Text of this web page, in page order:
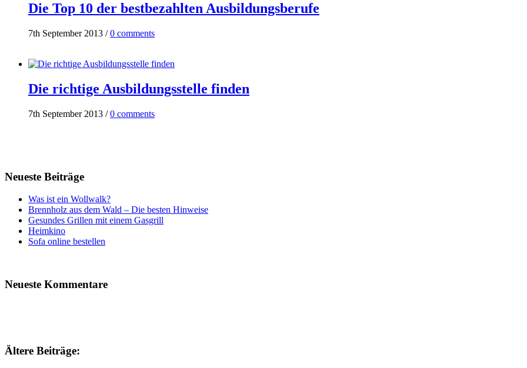
Die Top 10 der bestbezahlten Ausbildungsberufe
7th September 2013 /0 comments
Die richtige Ausbildungsstelle finden
7th September 2013 /0 comments
Neueste Beiträge
Was ist ein Wollwalk?
Brennholz aus dem Wald – Die besten Hinweise
Gesundes Grillen mit einem Gasgrill
Heimkino
Sofa online bestellen
Neueste Kommentare
Ältere Beiträge: